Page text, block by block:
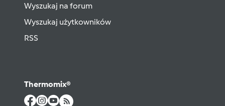
Wyszukaj na forum
Wyszukaj użytkowników
RSS
Thermomix®